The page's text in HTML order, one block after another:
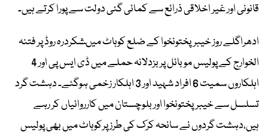
قانونی اور غیر اخلاقی ذرائع سے کمائی گئی دولت سے پورا کرتے ہیں۔
ادھراگلے روز خیبرپختونخوا کے ضلع کوہاٹ میںشکردرہ روڈ پر فتنہ
الخوارج کے پولیس موبائل پر بزدلانہ حملے میں ڈی ایس پی اور 4
اہلکاروں سمیت 6 افراد شہید اور 3 اہلکار زخمی ہوگئے۔ دہشت گرد
تسلسل سے خیبرپختونخوا اور بلوچستان میں کارروائیاں کر رہے
ہیں،دہشت گردوں نے سانحہ کرک کی طرز پرکوہاٹ میں بھی پولیس